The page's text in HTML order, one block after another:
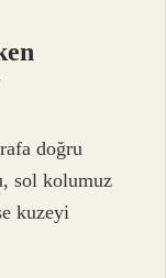
doğru
sol kolumuz
kuzeyi